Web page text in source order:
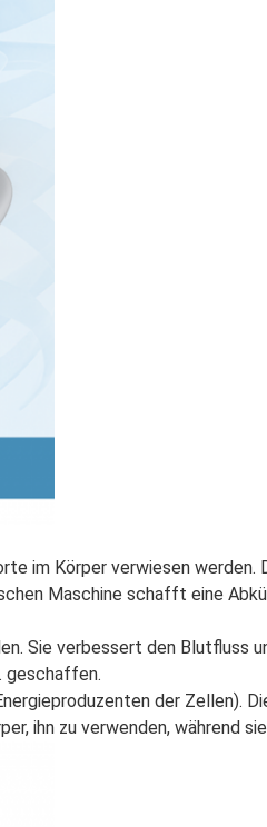
im Körper verwiesen werden.
Maschine schafft eine
Sie verbessert den Blutfluss
geschaffen.
der Zellen).
ihn zu verwenden, während